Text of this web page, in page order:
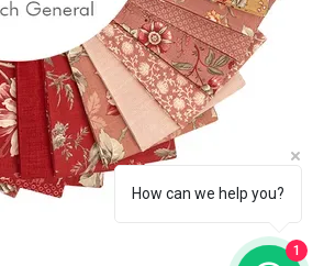
Iscriviti
How can we help you?
1